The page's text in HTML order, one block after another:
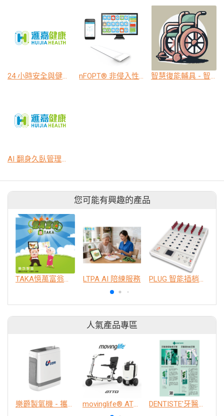
24 小時安全與健康自動巡房系統 nFOPT® 非侵入性光纖生理監測技術及AI自動巡房智慧照護系統 智慧復能輔具 - 智慧輪椅坐墊
AI 翻身久臥管理系統
您可能有興趣的產品
TAKA憶萬富翁益智健腦APP LTPA AI 陪練服務 PLUG 智能插梢認知訓練機
人氣產品專區
樂爵製氧機 - 攜帶型 movinglife® ATTO新世代電動代步車 經典款 DENTISTE'牙醫選極敏感牙膏、抗蛀牙膏